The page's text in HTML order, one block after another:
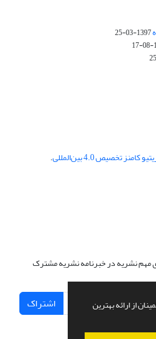
از ارائه بهترین
1397-03-25
کامنز تخصیص 4.0 بین‌المللی .
مهم نشریه در خبرنامه نشریه مشترک
اشتراک